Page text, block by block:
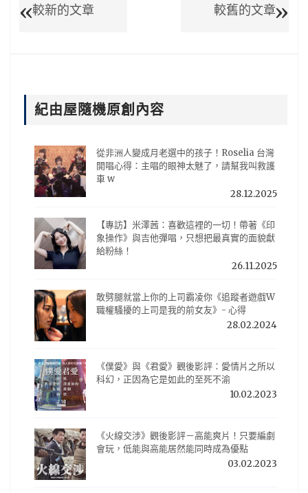
較新的文章 較舊的文章
紀由屋隨機原創內容
從非洲人變成月老選中的孩子！Roselia 台灣
開唱心得：主唱的眼神太魅了，請幫我叫救護
車 w
28.12.2025
【專訪】米澤茜：喜歡這裡的一切！帶著《印
象操作》與吉他彈唱，只想把最真實的面貌獻
給粉絲！
26.11.2025
敢劈腿就當上你的上司霸凌你《追蹤者遊戲W
職權騷擾的上司是我的前女友》- 心得
28.02.2024
《僕愛》與《君愛》觀後影評：愛情片之所以
科幻，正因為它是如此的至死不渝
10.02.2023
《火線交涉》觀後影評－高能爽片！只要編劇
會玩，低能與高能居然能同時成為優點
03.02.2023